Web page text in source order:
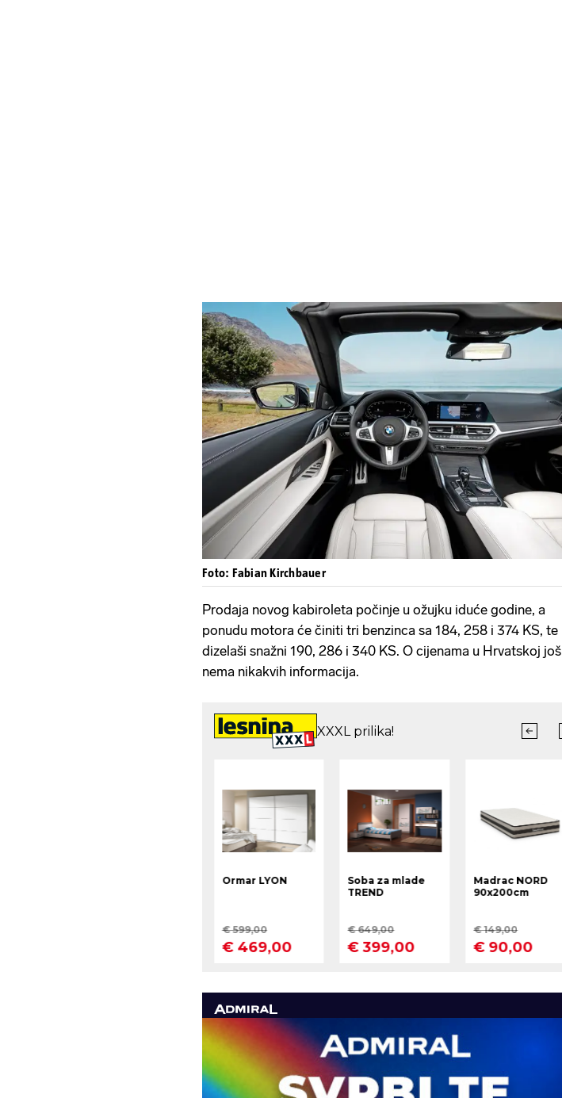
Foto: Fabian Kirchbauer
Prodaja novog kabiroleta počinje u ožujku iduće godine, a
ponudu motora će činiti tri benzinca sa 184, 258 i 374 KS, te
dizelaši snažni 190, 286 i 340 KS. O cijenama u Hrvatskoj još
nema nikakvih informacija.